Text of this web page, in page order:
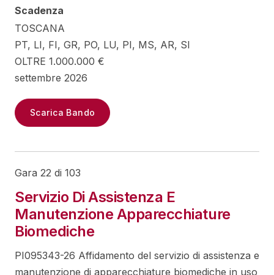
Scadenza
TOSCANA
PT, LI, FI, GR, PO, LU, PI, MS, AR, SI
OLTRE 1.000.000 €
settembre 2026
Scarica Bando
Gara 22 di 103
Servizio Di Assistenza E
Manutenzione Apparecchiature
Biomediche
PI095343-26 Affidamento del servizio di assistenza e
manutenzione di apparecchiature biomediche in uso